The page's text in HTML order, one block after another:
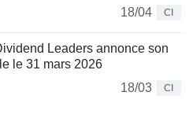
18/04
CI
Leaders annonce son
le 31 mars 2026
18/03
CI